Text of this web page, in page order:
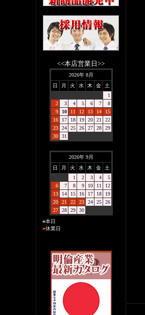
<<本店営業日>>
2026年 8月
日
月 火 水 木 金
土
1
2
3 4 5 6 7
8
9
10 11 12 13 14
15
16
17 18 19 20 21
22
23
24 25 26 27 28
29
30
31
2026年 9月
日
月 火 水 木 金
土
1
2 3 4
5
6
7 8 9 10 11
12
13
14 15 16 17 18
19
20
21 22 23 24 25
26
27
28 29
30
■本日
■休業日